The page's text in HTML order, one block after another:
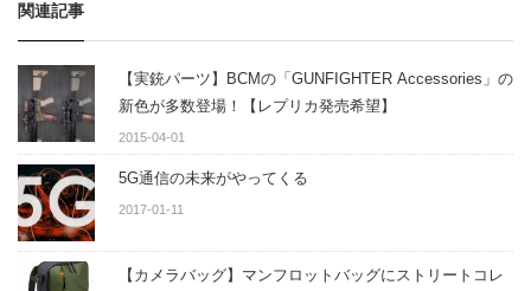
関連記事
【実銃パーツ】BCMの「GUNFIGHTER Accessories」の
新色が多数登場！【レプリカ発売希望】
2015-04-01
5G通信の未来がやってくる
2017-01-11
【カメラバッグ】マンフロットバッグにストリートコレ